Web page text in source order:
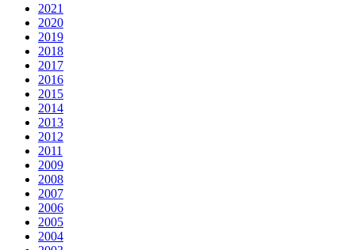
2021
2020
2019
2018
2017
2016
2015
2014
2013
2012
2011
2009
2008
2007
2006
2005
2004